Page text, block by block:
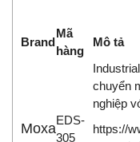
Brand
Mã
hàng
Mô tả
Moxa
EDS-
305
chuyển
nghiệp
https://